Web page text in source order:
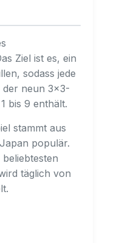
Ziel ist es, ein
sodass jede
der neun 3×3-
bis 9 enthält.
stammt aus
populär.
täglich von